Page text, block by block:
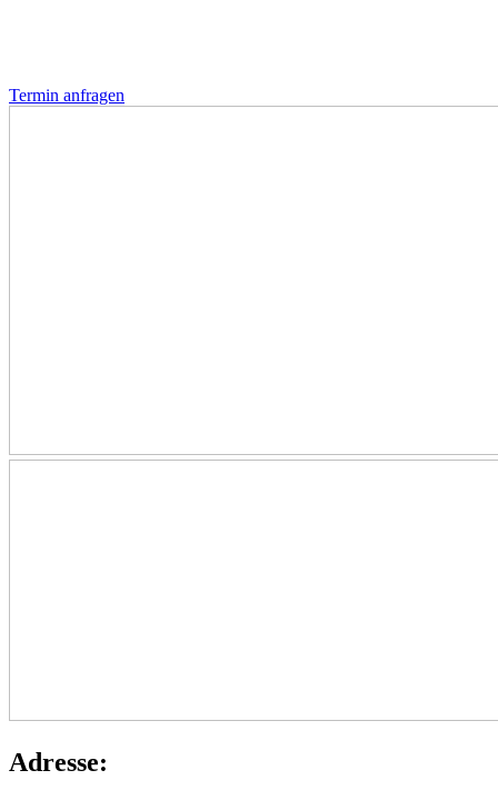
Termin anfragen
Adresse: